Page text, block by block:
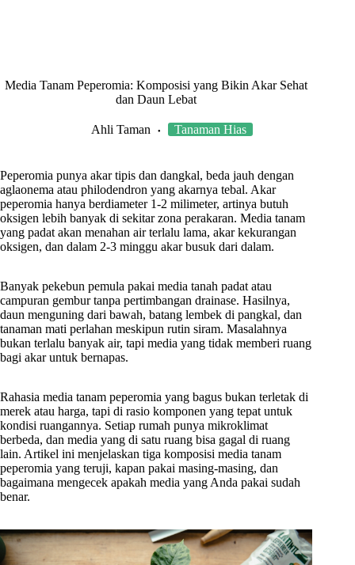
Media Tanam Peperomia: Komposisi yang Bikin Akar Sehat
dan Daun Lebat
Ahli Taman Tanaman Hias
Peperomia punya akar tipis dan dangkal, beda jauh dengan
aglaonema atau philodendron yang akarnya tebal. Akar
peperomia hanya berdiameter 1-2 milimeter, artinya butuh
oksigen lebih banyak di sekitar zona perakaran. Media tanam
yang padat akan menahan air terlalu lama, akar kekurangan
oksigen, dan dalam 2-3 minggu akar busuk dari dalam.
Banyak pekebun pemula pakai media tanah padat atau
campuran gembur tanpa pertimbangan drainase. Hasilnya,
daun menguning dari bawah, batang lembek di pangkal, dan
tanaman mati perlahan meskipun rutin siram. Masalahnya
bukan terlalu banyak air, tapi media yang tidak memberi ruang
bagi akar untuk bernapas.
Rahasia media tanam peperomia yang bagus bukan terletak di
merek atau harga, tapi di rasio komponen yang tepat untuk
kondisi ruangannya. Setiap rumah punya mikroklimat
berbeda, dan media yang di satu ruang bisa gagal di ruang
lain. Artikel ini menjelaskan tiga komposisi media tanam
peperomia yang teruji, kapan pakai masing-masing, dan
bagaimana mengecek apakah media yang Anda pakai sudah
benar.